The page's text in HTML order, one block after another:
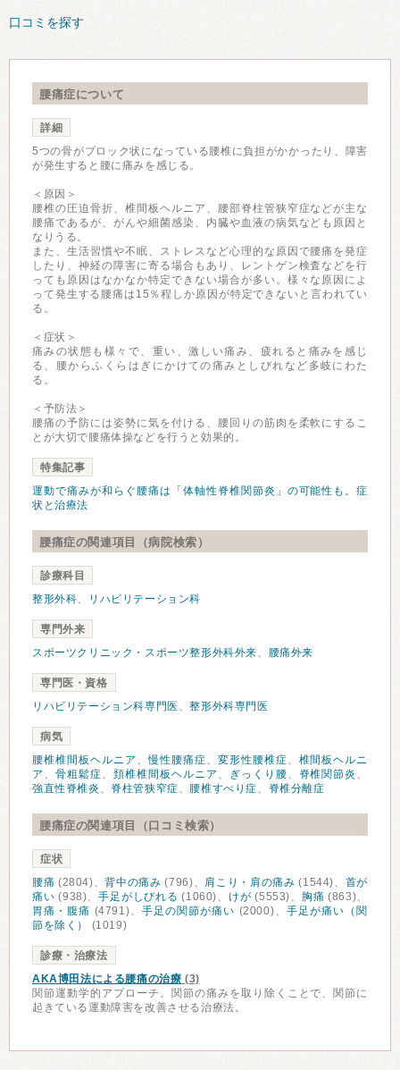
口コミを探す
腰痛症について
詳細
5つの骨がブロック状になっている腰椎に負担がかかったり、障害
が発生すると腰に痛みを感じる。
＜原因＞
腰椎の圧迫骨折、椎間板ヘルニア、腰部脊柱管狭窄症などが主な
腰痛であるが、がんや細菌感染、内臓や血液の病気なども原因と
なりうる。
また、生活習慣や不眠、ストレスなど心理的な原因で腰痛を発症
したり、神経の障害に寄る場合もあり、レントゲン検査などを行
っても原因はなかなか特定できない場合が多い。様々な原因によ
って発生する腰痛は15％程しか原因が特定できないと言われてい
る。
＜症状＞
痛みの状態も様々で、重い、激しい痛み、疲れると痛みを感じ
る、腰からふくらはぎにかけての痛みとしびれなど多岐にわた
る。
＜予防法＞
腰痛の予防には姿勢に気を付ける、腰回りの筋肉を柔軟にするこ
とが大切で腰痛体操などを行うと効果的。
特集記事
運動で痛みが和らぐ腰痛は「体軸性脊椎関節炎」の可能性も。症
状と治療法
腰痛症の関連項目（病院検索）
診療科目
整形外科、 リハビリテーション科
専門外来
スポーツクリニック・スポーツ整形外科外来、 腰痛外来
専門医・資格
リハビリテーション科専門医 、整形外科専門医
病気
腰椎椎間板ヘルニア 、慢性腰痛症、 変形性腰椎症、 椎間板ヘルニ
ア 、 骨粗鬆症、 頚椎椎間板ヘルニア 、 ぎっくり腰、 脊椎関節炎 、
強直性脊椎炎 、 脊柱管狭窄症、 腰椎すべり症、 脊椎分離症
腰痛症の関連項目（口コミ検索）
症状
腰痛 (2804)、背中の痛み (796)、 肩こり・肩の痛み (1544)、 首が
痛い (938)、手足がしびれる (1060)、 けが (5553)、 胸痛 (863)、
胃痛・腹痛 (4791)、 手足の関節が痛い (2000)、 手足が痛い（関
節を除く）
(1019)
診療・治療法
AKA博田法による腰痛の治療 (3)
関節運動学的アプローチ。関節の痛みを取り除くことで、関節に
起きている運動障害を改善させる治療法。